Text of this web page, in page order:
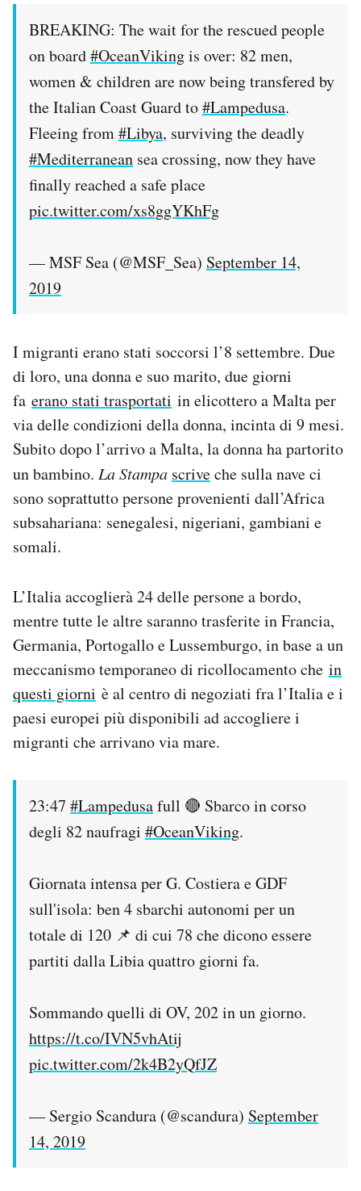
BREAKING: The wait for the rescued people
on board#OceanVikingis over: 82 men,
women & children are now being transfered by
the Italian Coast Guard to#Lampedusa.
Fleeing from#Libya, surviving the deadly
#Mediterranean sea crossing, now they have
finally reached a safe place
pic.twitter.com/xs8ggYKhFg
— MSF Sea (@MSF_Sea) September 14,
2019
I migranti erano stati soccorsi l’8 settembre. Due
di loro, una donna e suo marito, due giorni
fa erano stati trasportati in elicottero a Malta per
via delle condizioni della donna, incinta di 9 mesi.
Subito dopo l’arrivo a Malta, la donna ha partorito
un bambino. La Stampa scriveche sulla nave ci
sono soprattutto persone provenienti dall’Africa
subsahariana: senegalesi, nigeriani, gambiani e
somali.
L’Italia accoglierà 24 delle persone a bordo,
mentre tutte le altre saranno trasferite in Francia,
Germania, Portogallo e Lussemburgo, in base a un
meccanismo temporaneo di ricollocamento che in
questi giorni è al centro di negoziati fra l’Italia e i
paesi europei più disponibili ad accogliere i
migranti che arrivano via mare.
23:47 #Lampedusafull 🔴 Sbarco in corso
degli 82 naufragi #OceanViking.
Giornata intensa per G. Costiera e GDF
sull'isola: ben 4 sbarchi autonomi per un
totale di 120 📌 di cui 78 che dicono essere
partiti dalla Libia quattro giorni fa.
Sommando quelli di OV, 202 in un giorno.
https://t.co/IVN5vhAtij
pic.twitter.com/2k4B2yQfJZ
— Sergio Scandura (@scandura) September
14, 2019